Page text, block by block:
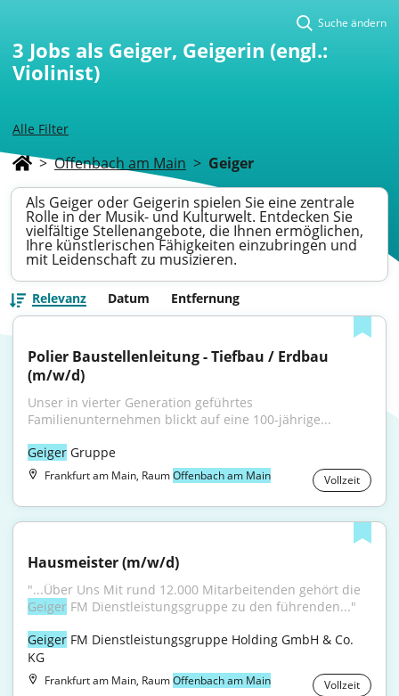
Alle Filter
Suche ändern
3 Jobs als Geiger, Geigerin (engl.:
Violinist)
> Offenbach am Main > Geiger
Als Geiger oder Geigerin spielen Sie eine zentrale
Rolle in der Musik- und Kulturwelt. Entdecken Sie
vielfältige Stellenangebote, die Ihnen ermöglichen,
Ihre künstlerischen Fähigkeiten einzubringen und
mit Leidenschaft zu musizieren.
Relevanz Datum Entfernung
Polier Baustellenleitung - Tiefbau / Erdbau
(m/w/d)
Unser in vierter Generation geführtes
Familienunternehmen blickt auf eine 100-jährige...
Geiger Gruppe
Frankfurt am Main, RaumOffenbach am Main Vollzeit
Hausmeister (m/w/d)
Geiger FM Dienstleistungsgruppe zu den führenden..."
Geiger FM Dienstleistungsgruppe Holding GmbH & Co.
KG
Frankfurt am Main, RaumOffenbach am Main Vollzeit